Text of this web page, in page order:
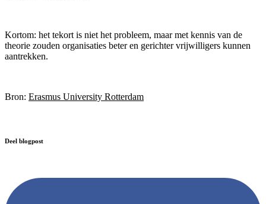
Kortom: het tekort is niet het probleem, maar met kennis van de
theorie zouden organisaties beter en gerichter vrijwilligers kunnen
aantrekken.
Bron: Erasmus University Rotterdam
Deel blogpost